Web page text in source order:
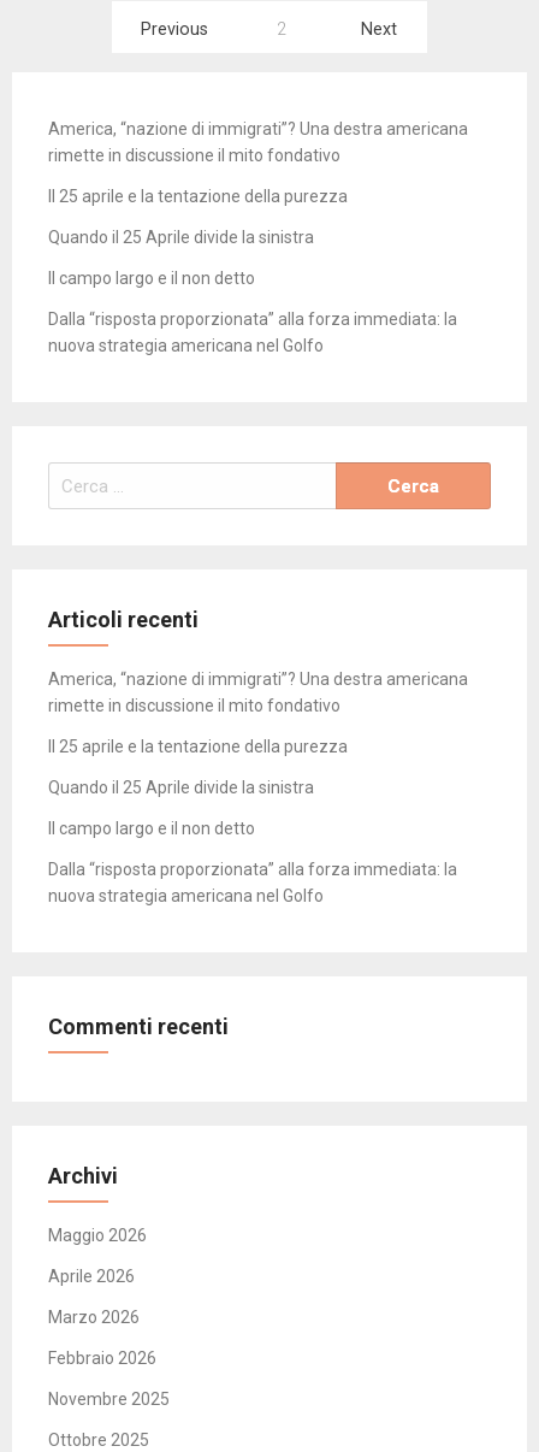
Paginazione
articoli
Previous 2 Next
America, “nazione di immigrati”? Una destra americana
rimette in discussione il mito fondativo
Il 25 aprile e la tentazione della purezza
Quando il 25 Aprile divide la sinistra
Il campo largo e il non detto
Dalla “risposta proporzionata” alla forza immediata: la
nuova strategia americana nel Golfo
Ricerca
per:
Articoli recenti
America, “nazione di immigrati”? Una destra americana
rimette in discussione il mito fondativo
Il 25 aprile e la tentazione della purezza
Quando il 25 Aprile divide la sinistra
Il campo largo e il non detto
Dalla “risposta proporzionata” alla forza immediata: la
nuova strategia americana nel Golfo
Commenti recenti
Archivi
Maggio 2026
Aprile 2026
Marzo 2026
Febbraio 2026
Novembre 2025
Ottobre 2025